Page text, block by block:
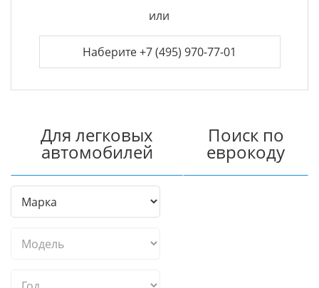
или
Наберите +7 (495) 970-77-01
Для легковых
автомобилей
Поиск по
еврокоду